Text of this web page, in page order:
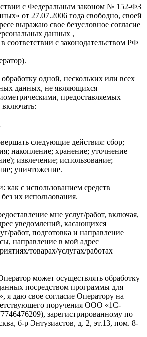
с Федеральным законом № 152-ФЗ
от 27.07.2006 года свободно, своей
выражаю свое безусловное согласие
данных ,
соответствии с законодательством РФ
обработку одной, нескольких или всех
данных, не являющихся
предоставляемых
следующие действия: сбор;
накопление; хранение; уточнение
извлечение; использование;
уничтожение.
как с использованием средств
их использования.
мне услуг/работ, включая,
уведомлений, касающихся
работ, подготовка и направление
направление в мой адрес
товарах/услугах/работах
может осуществлять обработку
посредством программы для
даю свое согласие Оператору на
поручения ООО «1С-
зарегистрированному по
б-р Энтузиастов, д. 2, эт.13, пом. 8-